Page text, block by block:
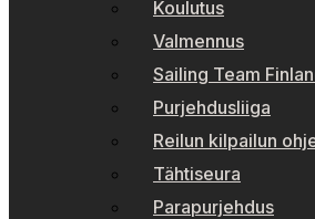
Koulutus
Valmennus
Sailing Team
Purjehdusliiga
Reilun kilpailun
Tähtiseura
Parapurjehdus